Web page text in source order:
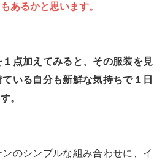
あるかと思います。
点加えてみると、その服装を見
いる自分も新鮮な気持ちで１日
。
のシンプルな組み合わせに、イ